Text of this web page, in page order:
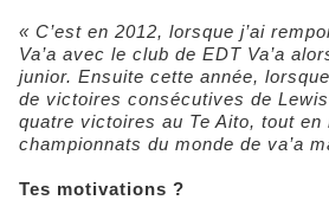
« C’est en 2012, lorsque j’ai
Va’a avec le club de EDT Va’a
junior. Ensuite cette année,
de victoires consécutives de
quatre victoires au Te Aito, tout
championnats du monde de va’a
Tes motivations ?